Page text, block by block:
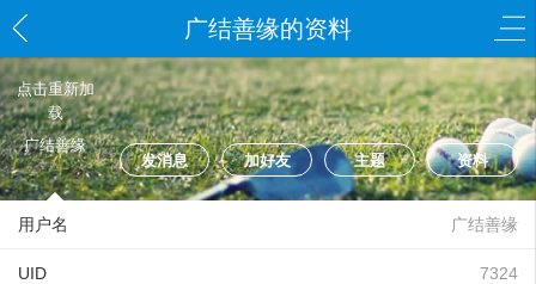
广结善缘的资料
点击重新加
载
广结善缘
发消息
加好友 主题 资料
用户名 广结善缘
UID 7324